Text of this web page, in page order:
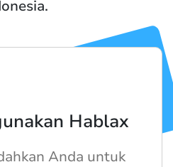
Hablax
Anda untuk